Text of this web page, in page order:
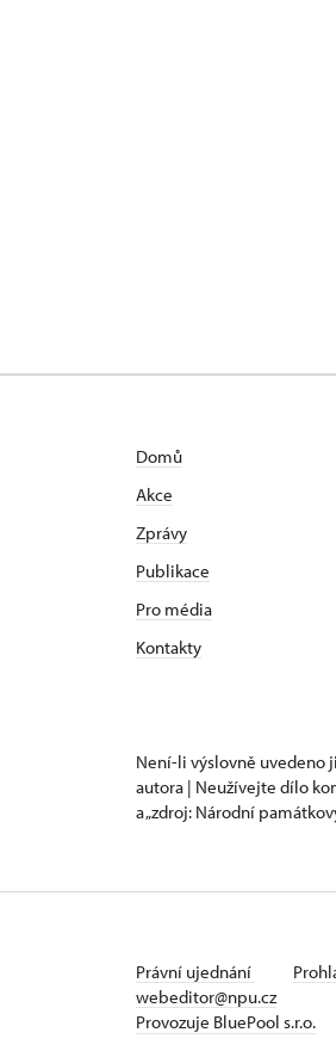
Domů
Akce
Zprávy
Publikace
Pro média
Kontakty
Není-li výslovně uvedeno
autora | Neužívejte dílo
a „zdroj: Národní
Právní ujednání
webeditor@npu.cz
Provozuje BluePool s.r.o.